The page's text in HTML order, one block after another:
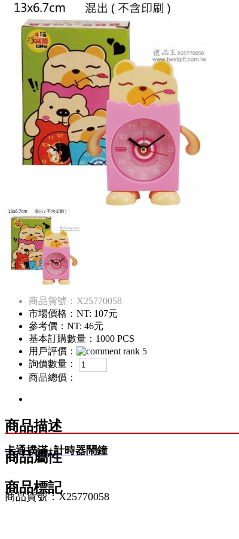
商品貨號：X25770058
市場價格： NT: 107元
參考價： NT: 46元
基本訂購數量：1000 PCS
用戶評價：
詢價數量：
商品總價：
商品描述
商品屬性
商品標記
卡通撲滿+計時器鬧鐘
商品貨號：X25770058